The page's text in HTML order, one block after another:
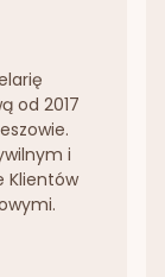
od 2017
i
Klientów